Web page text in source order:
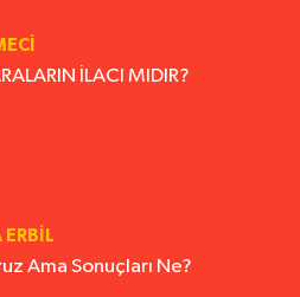
İLACI MIDIR?
ERBIL
Ama Sonuçları Ne?